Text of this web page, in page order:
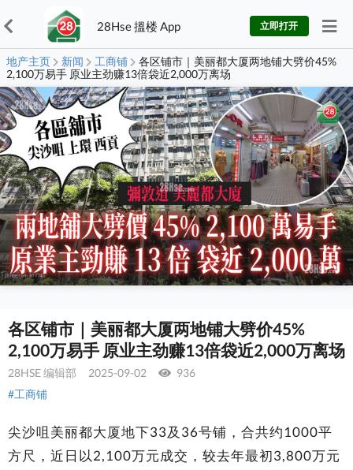
28Hse 搵楼 App 立即打开
地产主页 新闻 工商铺
各区铺市｜美丽都大厦两地铺大劈价45%
2,100万易手 原业主劲赚13倍袋近2,000万离场
各区铺市｜美丽都大厦两地铺大劈价45%
2,100万易手 原业主劲赚13倍袋近2,000万离场
28HSE 编辑部 2025-09-02
936
#工商铺
尖沙咀美丽都大厦地下33及36号铺，合共约1000平
方尺，近日以2,100万元成交，较去年最初3,800万元